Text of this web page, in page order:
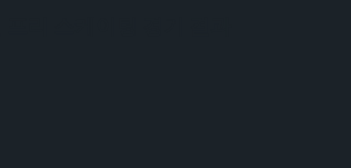
리 스케이팅 경기 결과